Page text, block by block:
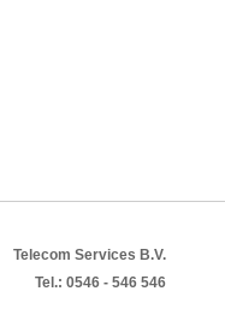
Telecom Services B.V.
Tel.: 0546 - 546 546